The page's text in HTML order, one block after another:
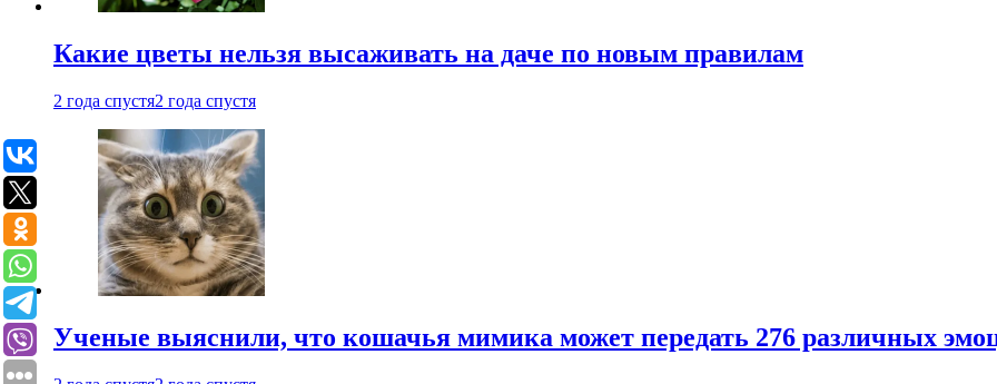
Какие цветы нельзя высаживать на даче по новым правилам
2 года спустя2 года спустя
Ученые выяснили, что кошачья мимика может передать 276 различных